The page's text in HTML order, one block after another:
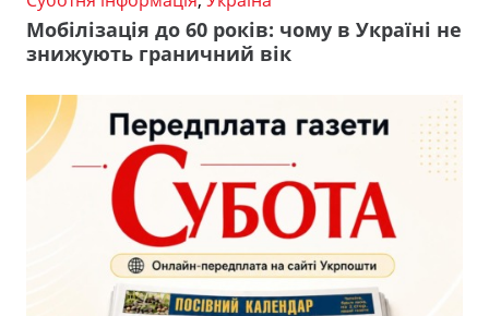
Мобілізація до 60 років: чому в Україні не
знижують граничний вік